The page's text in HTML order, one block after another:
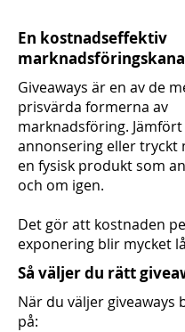
En kostnadseffektiv
Giveaways är en av de
prisvärda formerna av
marknadsföring.
annonsering eller tryckt
en fysisk produkt som
och om igen.
Det gör att kostnaden
exponering blir mycket
Så väljer du rätt
När du väljer giveaways
på: